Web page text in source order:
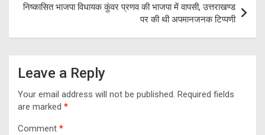
निष्कासित भाजपा विधायक कुंवर प्रणव की भाजपा में वापसी, उत्तराखण्ड
पर की थी अपमानजनक टिप्पणी
Leave a Reply
Your email address will not be published. Required fields
are marked *
Comment *